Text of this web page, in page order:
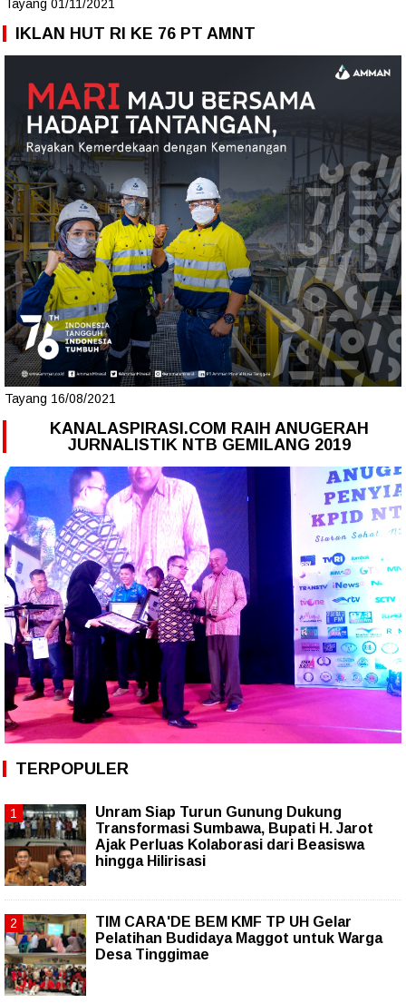
Tayang 01/11/2021
IKLAN HUT RI KE 76 PT AMNT
Tayang 16/08/2021
KANALASPIRASI.COM RAIH ANUGERAH
JURNALISTIK NTB GEMILANG 2019
TERPOPULER
Unram Siap Turun Gunung Dukung
Transformasi Sumbawa, Bupati H. Jarot
Ajak Perluas Kolaborasi dari Beasiswa
hingga Hilirisasi
TIM CARA'DE BEM KMF TP UH Gelar
Pelatihan Budidaya Maggot untuk Warga
Desa Tinggimae